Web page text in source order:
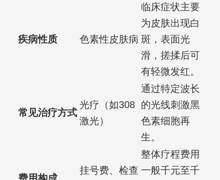
疾病性质 色素性皮肤病
临床症状主要
为皮肤出现白
斑，表面光
滑，搓揉后可
有轻微发红。
常见治疗方式
光疗（如308
激光）
通过特定波长
的光线刺激黑
色素细胞再
生。
挂号费、检查
整体疗程费用
一般千元至千